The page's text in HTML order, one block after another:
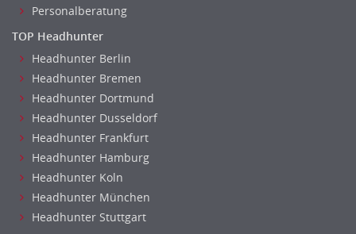
Personalberatung
TOP Headhunter
Headhunter Berlin
Headhunter Bremen
Headhunter Dortmund
Headhunter Dusseldorf
Headhunter Frankfurt
Headhunter Hamburg
Headhunter Koln
Headhunter München
Headhunter Stuttgart